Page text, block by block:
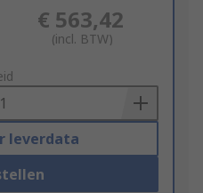
€ 563,42
(incl. BTW)
leverdata